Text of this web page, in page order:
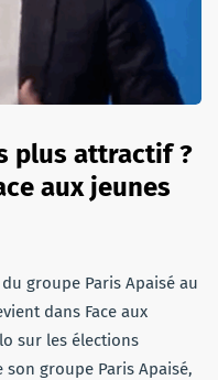
plus attractif ?
aux jeunes
groupe Paris Apaisé au
dans Face aux
sur les élections
groupe Paris Apaisé,